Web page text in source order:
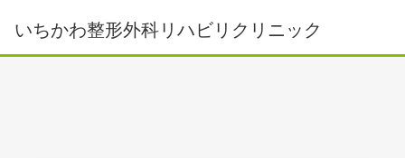
いちかわ整形外科リハビリクリニック